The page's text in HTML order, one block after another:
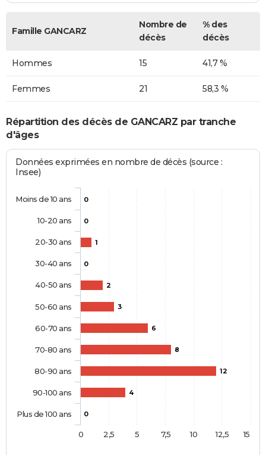
Famille GANCARZ
Nombre de
décès
% des
décès
Hommes 15 41,7 %
Femmes 21 58,3 %
Répartition des décès de GANCARZ par tranche
d'âges
Données exprimées en nombre de décès (source :
Insee)
0
0
1
0
2
3
6
8
12
4
0
Moins de 10 ans
10-20 ans
20-30 ans
30-40 ans
40-50 ans
50-60 ans
60-70 ans
70-80 ans
80-90 ans
90-100 ans
Plus de 100 ans
0 2,5 5 7,5 10 12,5 15